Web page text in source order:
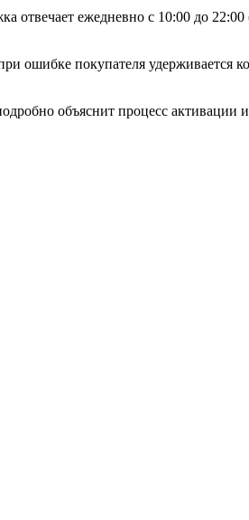
отвечает ежедневно с 10:00 до
ошибке покупателя удерживается
объяснит процесс активации